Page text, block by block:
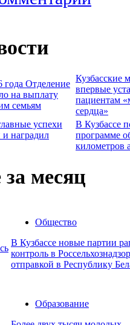
года Отделение
на выплату
семьям
Кузбасские
впервые
пациентам
сердца»
успехи
и наградил
В Кузбассе
программе
километров
месяц
Общество
В Кузбассе новые партии
контроль в
отправкой в Республику
Образование